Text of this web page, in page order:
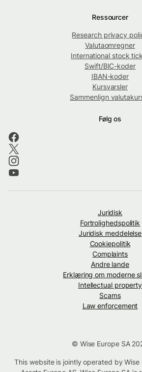
Ressourcer
Research privacy
Valutaomregner
International stock
Swift/BIC-koder
IBAN-koder
Kursvarsler
Sammenlign
Følg os
Juridisk
Fortrolighedspolitik
Juridisk meddelelse
Cookiepolitik
Complaints
Andre lande
Erklæring om moderne
Intellectual property
Scams
Law enforcement
© Wise Europe SA
This website is jointly operated by Wise